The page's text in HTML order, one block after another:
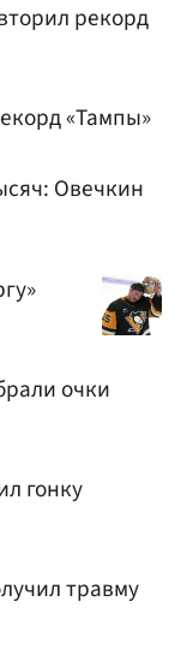
рекорд
«Тампы»
Овечкин
очки
гонку
травму